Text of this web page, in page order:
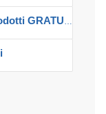
GRATUITO!